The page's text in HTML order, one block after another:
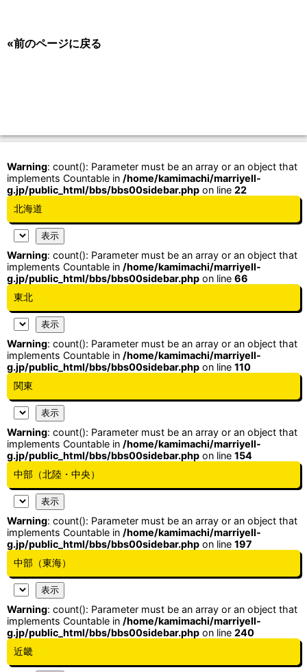
«前のページに戻る
Warning: count(): Parameter must be an array or an object that
implements Countable in /home/kamimachi/marriyell-
g.jp/public_html/bbs/bbs00sidebar.php on line 22
北海道
Warning: count(): Parameter must be an array or an object that
implements Countable in /home/kamimachi/marriyell-
g.jp/public_html/bbs/bbs00sidebar.php on line 66
東北
Warning: count(): Parameter must be an array or an object that
implements Countable in /home/kamimachi/marriyell-
g.jp/public_html/bbs/bbs00sidebar.php on line 110
関東
Warning: count(): Parameter must be an array or an object that
implements Countable in /home/kamimachi/marriyell-
g.jp/public_html/bbs/bbs00sidebar.php on line 154
中部（北陸・中央）
Warning: count(): Parameter must be an array or an object that
implements Countable in /home/kamimachi/marriyell-
g.jp/public_html/bbs/bbs00sidebar.php on line 197
中部（東海）
Warning: count(): Parameter must be an array or an object that
implements Countable in /home/kamimachi/marriyell-
g.jp/public_html/bbs/bbs00sidebar.php on line 240
近畿